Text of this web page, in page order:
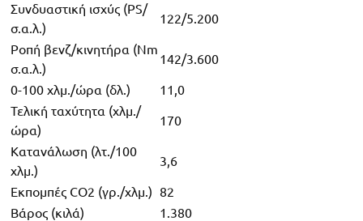
Συνδυαστική ισχύς (PS/
σ.α.λ.)
122/5.200
Ροπή βενζ/κινητήρα (Nm
σ.α.λ.)
142/3.600
0-100 χλμ./ώρα (δλ.)
11,0
Τελική ταχύτητα (χλμ./
ώρα)
170
Κατανάλωση (λτ./100
χλμ.)
3,6
Εκπομπές CO2 (γρ./χλμ.)
82
Βάρος (κιλά)
1.380